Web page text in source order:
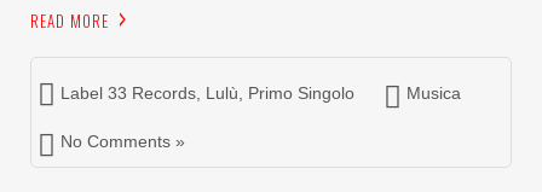
READ MORE
Label 33 Records Lulù Primo Singolo Musica
No Comments »